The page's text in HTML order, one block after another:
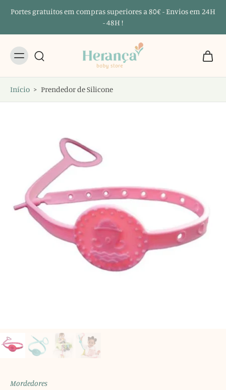
Portes gratuitos em compras superiores a 80€ - Envios em 24H
- 48H !
Início > Prendedor de Silicone
Mordedores